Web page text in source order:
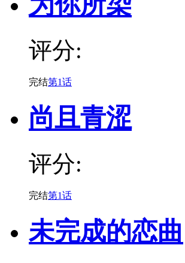
评分:
完结第1话
尚且青涩
评分:
完结第1话
未完成的恋曲